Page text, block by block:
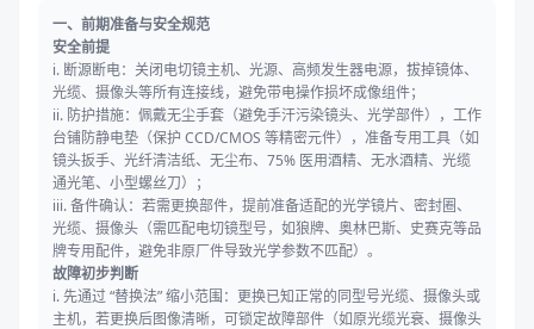
一、前期准备与安全规范
安全前提
i. 断源断电：关闭电切镜主机、光源、高频发生器电源，拔掉镜体、
光缆、摄像头等所有连接线，避免带电操作损坏成像组件；
ii. 防护措施：佩戴无尘手套（避免手汗污染镜头、光学部件），工作
台铺防静电垫（保护 CCD/CMOS 等精密元件），准备专用工具（如
镜头扳手、光纤清洁纸、无尘布、75% 医用酒精、无水酒精、光缆
通光笔、小型螺丝刀）；
iii. 备件确认：若需更换部件，提前准备适配的光学镜片、密封圈、
光缆、摄像头（需匹配电切镜型号，如狼牌、奥林巴斯、史赛克等品
牌专用配件，避免非原厂件导致光学参数不匹配）。
故障初步判断
i. 先通过 “替换法” 缩小范围：更换已知正常的同型号光缆、摄像头或
主机，若更换后图像清晰，可锁定故障部件（如原光缆光衰、摄像头